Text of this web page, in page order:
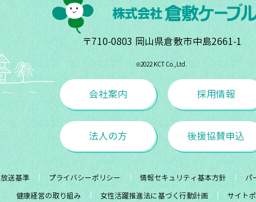
〒710-0803 岡山県倉敷市中島2661-1
©︎2022 KCT Co.,Ltd.
会社案内 採用情報
法人の方 後援協賛申込
放送基準 プライバシーポリシー 情報セキュリティ基本方針
パ
健康経営の取り組み
女性活躍推進法に基づく行動計画 サイト